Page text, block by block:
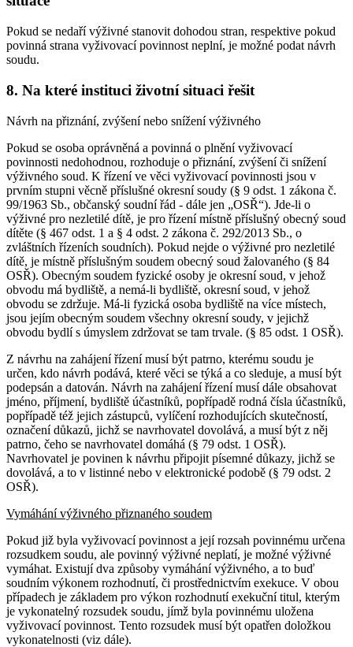
Pokud se nedaří výživné stanovit dohodou stran, respektive pokud
povinná strana vyživovací povinnost neplní, je možné podat návrh
soudu.
8. Na které instituci životní situaci řešit
Návrh na přiznání, zvýšení nebo snížení výživného
Pokud se osoba oprávněná a povinná o plnění vyživovací
povinnosti nedohodnou, rozhoduje o přiznání, zvýšení či snížení
výživného soud. K řízení ve věci vyživovací povinnosti jsou v
prvním stupni věcně příslušné okresní soudy (§ 9 odst. 1 zákona č.
99/1963 Sb., občanský soudní řád - dále jen „OSŘ“). Jde-li o
výživné pro nezletilé dítě, je pro řízení místně příslušný obecný soud
dítěte (§ 467 odst. 1 a § 4 odst. 2 zákona č. 292/2013 Sb., o
zvláštních řízeních soudních). Pokud nejde o výživné pro nezletilé
dítě, je místně příslušným soudem obecný soud žalovaného (§ 84
OSŘ). Obecným soudem fyzické osoby je okresní soud, v jehož
obvodu má bydliště, a nemá-li bydliště, okresní soud, v jehož
obvodu se zdržuje. Má-li fyzická osoba bydliště na více místech,
jsou jejím obecným soudem všechny okresní soudy, v jejichž
obvodu bydlí s úmyslem zdržovat se tam trvale. (§ 85 odst. 1 OSŘ).
Z návrhu na zahájení řízení musí být patrno, kterému soudu je
určen, kdo návrh podává, které věci se týká a co sleduje, a musí být
podepsán a datován. Návrh na zahájení řízení musí dále obsahovat
jméno, příjmení, bydliště účastníků, popřípadě rodná čísla účastníků,
popřípadě též jejich zástupců, vylíčení rozhodujících skutečností,
označení důkazů, jichž se navrhovatel dovolává, a musí být z něj
patrno, čeho se navrhovatel domáhá (§ 79 odst. 1 OSŘ).
Navrhovatel je povinen k návrhu připojit písemné důkazy, jichž se
dovolává, a to v listinné nebo v elektronické podobě (§ 79 odst. 2
OSŘ).
Vymáhání výživného přiznaného soudem
Pokud již byla vyživovací povinnost a její rozsah povinnému určena
rozsudkem soudu, ale povinný výživné neplatí, je možné výživné
vymáhat. Existují dva způsoby vymáhání výživného, a to buď
soudním výkonem rozhodnutí, či prostřednictvím exekuce. V obou
případech je základem pro výkon rozhodnutí exekuční titul, kterým
je vykonatelný rozsudek soudu, jímž byla povinnému uložena
vyživovací povinnost. Tento rozsudek musí být opatřen doložkou
vykonatelnosti (viz dále).